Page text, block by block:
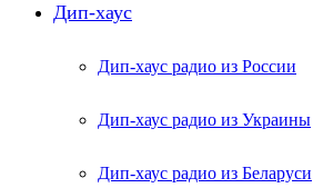
Дип-хаус
Дип-хаус радио из России
Дип-хаус радио из Украины
Дип-хаус радио из Беларуси